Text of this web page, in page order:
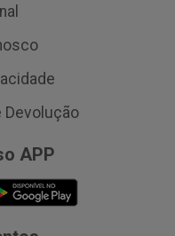
Devolução
APP